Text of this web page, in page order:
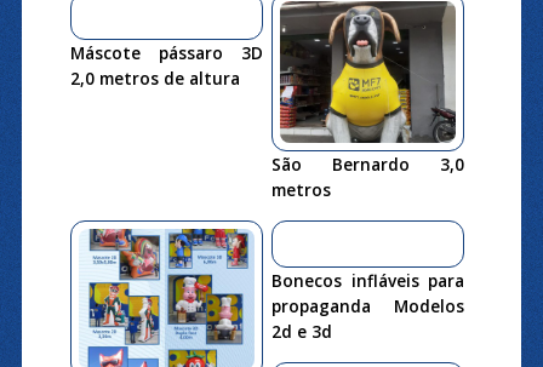
Máscote pássaro 3D
2,0 metros de altura
São Bernardo 3,0
metros
Bonecos infláveis para
propaganda Modelos
2d e 3d